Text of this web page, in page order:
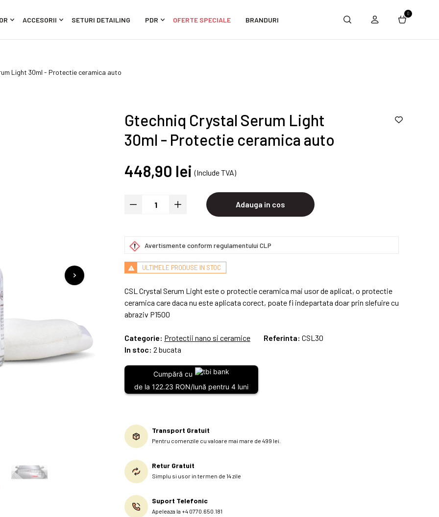
ACCESORII SETURI DETAILING PDR OFERTE SPECIALE BRANDURI
0
Light 30ml - Protectie ceramica auto
Gtechniq Crystal Serum Light
30ml - Protectie ceramica auto
448,90 lei (Include TVA)
Adauga in cos
Avertismente conform regulamentului CLP
ULTIMELE PRODUSE IN STOC
CSL Crystal Serum Light este o protectie ceramica mai usor de aplicat, o protectie
ceramica care daca nu este aplicata corect, poate fi indepartata doar prin slefuire cu
abraziv P1500
Categorie: Protectii nano si ceramice Referinta: CSL30
In stoc: 2 bucata
Cumpără cu
de la 122.23 RON/lună pentru 4 luni
Transport Gratuit
Pentru comenzile cu valoare mai mare de 499 lei.
Retur Gratuit
Simplu si usor in termen de 14 zile
Suport Telefonic
Apeleaza la +4 0770.650.181